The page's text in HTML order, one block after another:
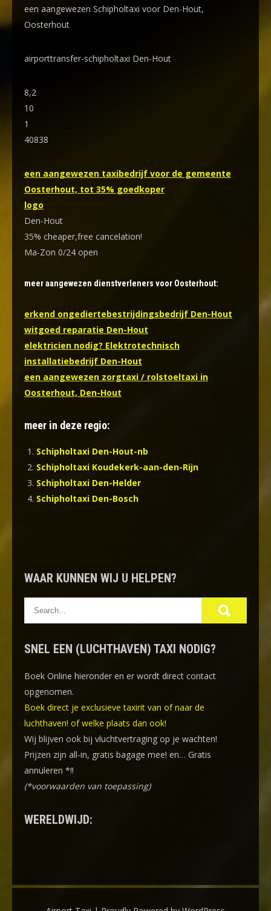
een aangewezen Schipholtaxi voor Den-Hout,
Oosterhout
airporttransfer-schipholtaxi Den-Hout
8,2
10
1
40838
een aangewezen taxibedrijf voor de gemeente
Oosterhout, tot 35% goedkoper
logo
Den-Hout
35% cheaper,free cancelation!
Ma-Zon 0/24 open
meer aangewezen dienstverleners voor Oosterhout:
erkend ongediertebestrijdingsbedrijf Den-Hout
witgoed reparatie Den-Hout
elektricien nodig? Elektrotechnisch
installatiebedrijf Den-Hout
een aangewezen zorgtaxi / rolstoeltaxi in
Oosterhout, Den-Hout
meer in deze regio:
Schipholtaxi Den-Hout-nb
Schipholtaxi Koudekerk-aan-den-Rijn
Schipholtaxi Den-Helder
Schipholtaxi Den-Bosch
WAAR KUNNEN WIJ U HELPEN?
SNEL EEN (LUCHTHAVEN) TAXI NODIG?
Boek Online hieronder en er wordt direct contact
opgenomen.
Boek direct je exclusieve taxirit van of naar de
luchthaven! of welke plaats dan ook!
Wij blijven ook bij vluchtvertraging op je wachten!
Prijzen zijn all-in, gratis bagage mee! en… Gratis
annuleren *!!
(*voorwaarden van toepassing)
WERELDWIJD: